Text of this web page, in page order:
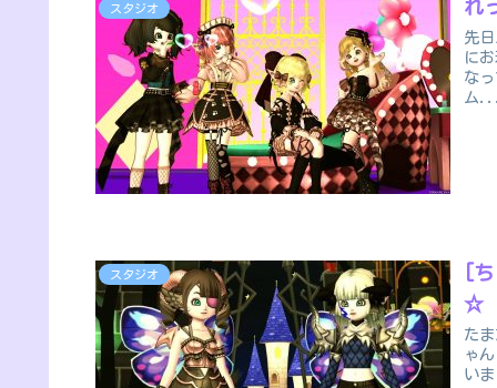
スタジオ れ
先
に
な
ム
スタジオ
[
☆
た
ゃ
い